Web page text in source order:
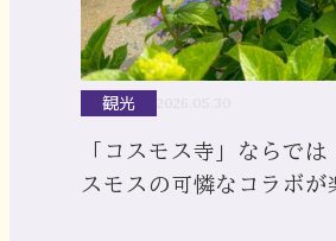
観光
「コスモス寺」ならで
スモスの可憐なコラボが